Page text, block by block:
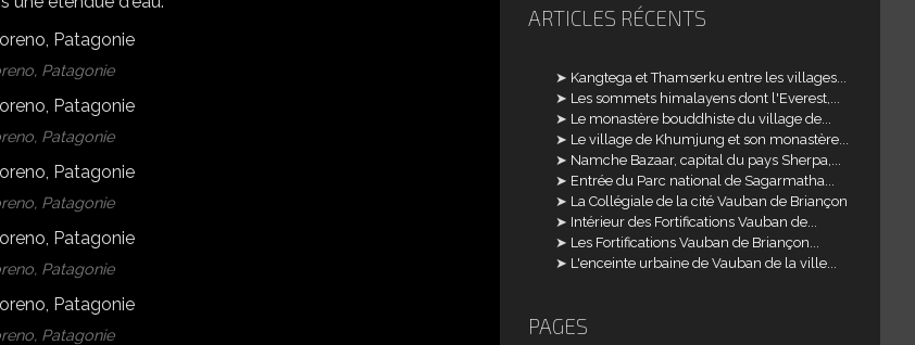
Patagonie
Patagonie
Patagonie
Patagonie
Patagonie
ARTICLES RÉCENTS
Kangtega et Thamserku entre les villages...
Les sommets himalayens dont l'Everest,...
Le monastère bouddhiste du village de...
Le village de Khumjung et son monastère...
Namche Bazaar, capital du pays Sherpa,...
Entrée du Parc national de Sagarmatha...
La Collégiale de la cité Vauban de Briançon
Intérieur des Fortifications Vauban de...
Les Fortifications Vauban de Briançon...
L'enceinte urbaine de Vauban de la ville...
PAGES